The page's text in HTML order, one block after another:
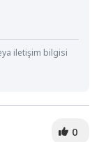
iletişim bilgisi
0